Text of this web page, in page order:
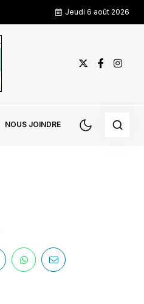
Jeudi 6 août 2026
NOUS JOINDRE